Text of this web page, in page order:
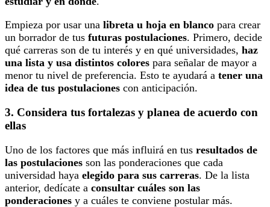
Empieza por usar una libreta u hoja en blanco para crear
un borrador de tus futuras postulaciones. Primero, decide
qué carreras son de tu interés y en qué universidades, haz
una lista y usa distintos colores para señalar de mayor a
menor tu nivel de preferencia. Esto te ayudará a tener una
idea de tus postulaciones con anticipación.
3. Considera tus fortalezas y planea de acuerdo con
ellas
Uno de los factores que más influirá en tus resultados de
las postulaciones son las ponderaciones que cada
universidad haya elegido para sus carreras. De la lista
anterior, dedícate a consultar cuáles son las
ponderaciones y a cuáles te conviene postular más.